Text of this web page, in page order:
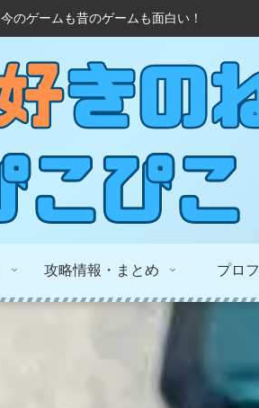
今のゲームも昔のゲームも面白い！
攻略情報・まとめ プロ